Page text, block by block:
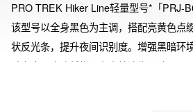
PRO TREK Hiker Line轻量型号*「PRJ-
该型号以全身黑色为主调，搭配亮黄色点
状反光条，提升夜间识别度。增强黑暗环
动安全，也降低物品在户外遗失风险。